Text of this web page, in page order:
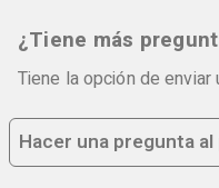
¿Tiene más
Tiene la opción de enviar
Hacer una pregunta al